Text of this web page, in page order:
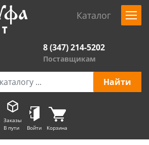
Каталог
8 (347) 214-5202
Поставщикам
Заказы
В пути
Войти Корзина